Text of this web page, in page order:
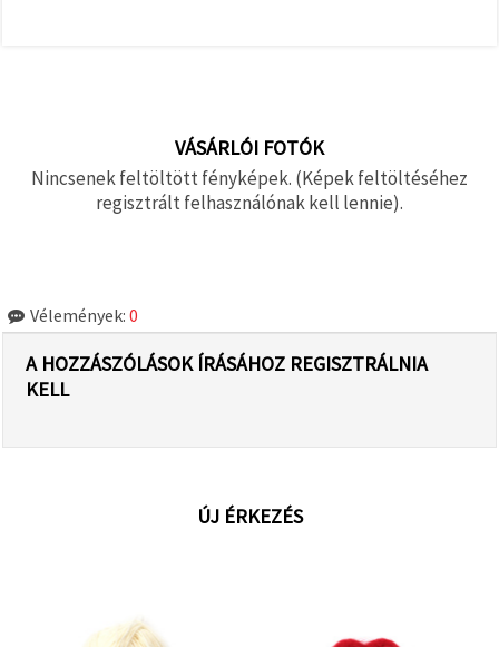
VÁSÁRLÓI FOTÓK
Nincsenek feltöltött fényképek. (Képek feltöltéséhez
regisztrált felhasználónak kell lennie).
Vélemények: 0
A HOZZÁSZÓLÁSOK ÍRÁSÁHOZ REGISZTRÁLNIA
KELL
ÚJ ÉRKEZÉS